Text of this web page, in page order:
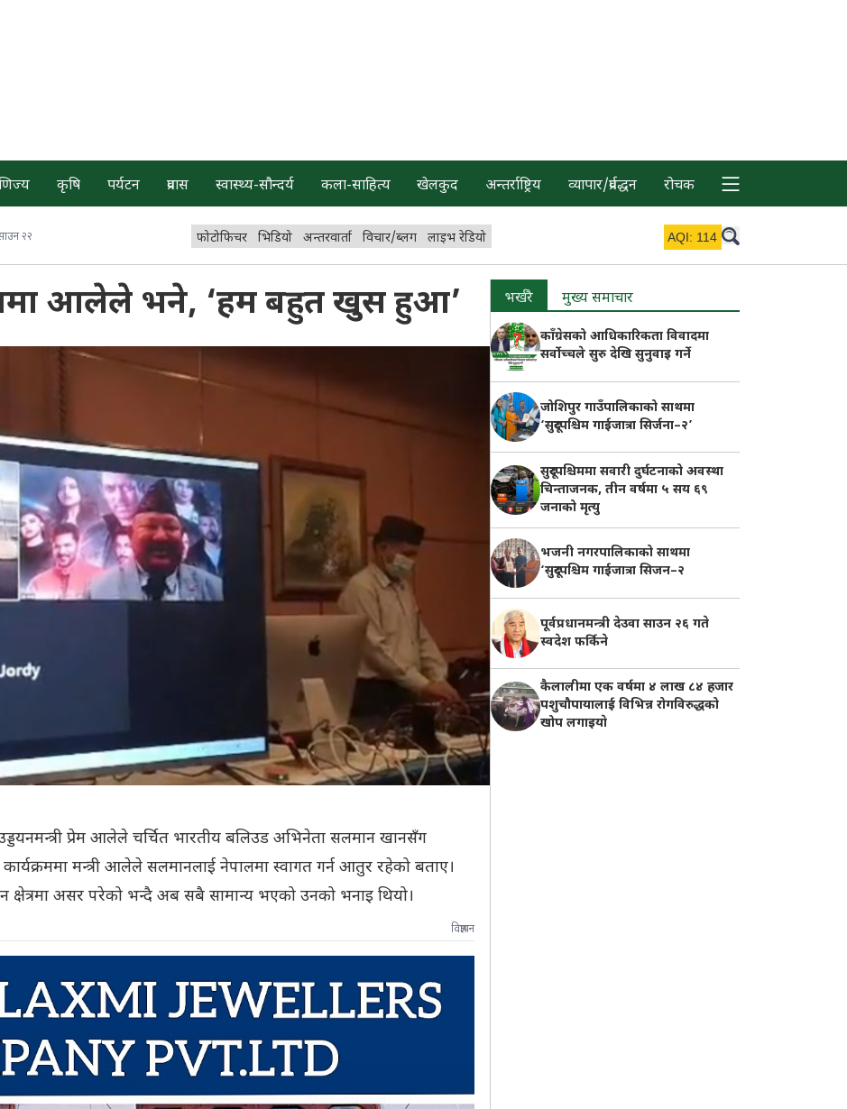
कृषि पर्यटन प्रवास स्वास्थ्य-सौन्दर्य कला-साहित्य खेलकुद अन्तर्राष्ट्रिय व्यापार/प्रर्वद्धन रोचक
२२ फोटोफिचर भिडियो अन्तरवार्ता विचार/ब्लग लाइभ रेडियो AQI: 114
आलेले भने, ‘हम बहुत खुस हुआ’
प्रेम आलेले चर्चित भारतीय बलिउड अभिनेता सलमान खानसँग
मन्त्री आलेले सलमानलाई नेपालमा स्वागत गर्न आतुर रहेको बताए।
क्षेत्रमा असर परेको भन्दै अब सबै सामान्य भएको उनको भनाइ थियो।
विज्ञापन
भर्खरै मुख्य समाचार
काँग्रेसको आधिकारिकता विवादमा
सर्वोच्चले सुरु देखि सुनुवाइ गर्ने
जोशिपुर गाउँपालिकाको साथमा
‘सुदूरपश्चिम गाईजात्रा सिर्जना–२’
सुदूरपश्चिममा सवारी दुर्घटनाको अवस्था
चिन्ताजनक, तीन वर्षमा ५ सय ६९
जनाको मृत्यु
भजनी नगरपालिकाको साथमा
‘सुदूरपश्चिम गाईजात्रा सिजन–२
पूर्वप्रधानमन्त्री देउवा साउन २६ गते
स्वदेश फर्किने
कैलालीमा एक वर्षमा ४ लाख ८४ हजार
पशुचौपायालाई विभिन्न रोगविरुद्धको
खोप लगाइयाे